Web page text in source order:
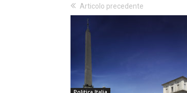
Articolo precedente